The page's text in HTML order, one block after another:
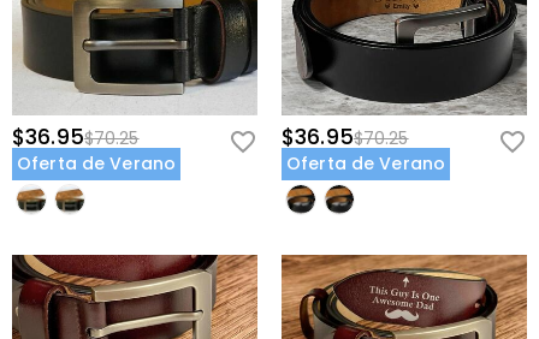
$36.95$70.25
Oferta de Verano
$36.95$70.25
Oferta de Verano